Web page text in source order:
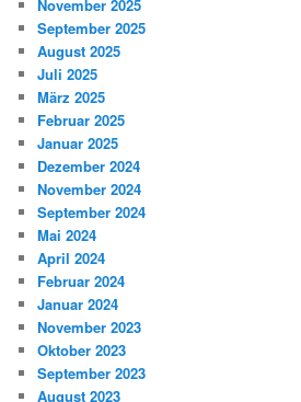
November 2025
September 2025
August 2025
Juli 2025
März 2025
Februar 2025
Januar 2025
Dezember 2024
November 2024
September 2024
Mai 2024
April 2024
Februar 2024
Januar 2024
November 2023
Oktober 2023
September 2023
August 2023